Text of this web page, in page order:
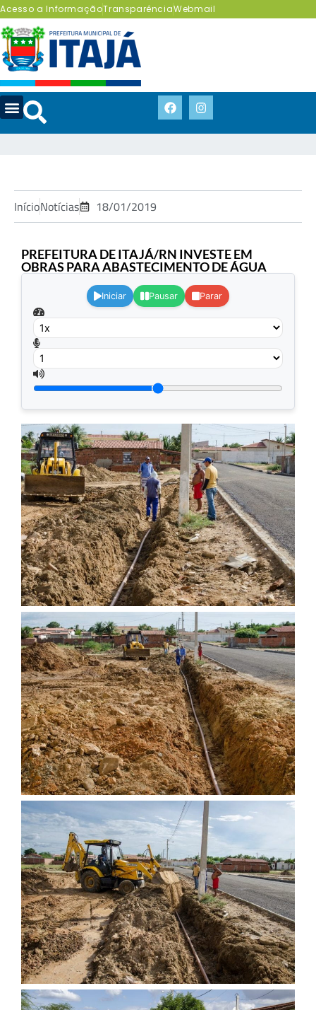
Acesso a InformaçãoTransparênciaWebmail
InícioNotícias 18/01/2019
PREFEITURA DE ITAJÁ/RN INVESTE EM
OBRAS PARA ABASTECIMENTO DE ÁGUA
Iniciar Pausar Parar